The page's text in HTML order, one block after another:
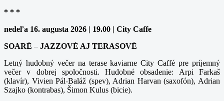
* * *
nedeľa 16. augusta 2026 | 19.00 | City Caffe
SOARÉ – JAZZOVÉ AJ TERASOVÉ
Letný hudobný večer na terase kaviarne City Caffé pre príjemný
večer v dobrej spoločnosti. Hudobné obsadenie: Arpi Farkaš
(klavír), Vivien Pál-Baláž (spev), Adrian Harvan (saxofón), Adrian
Szajko (kontrabas), Šimon Kulus (bicie).